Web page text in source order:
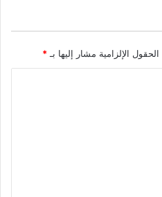
الحقول الإلزامية مشار إليها بـ *